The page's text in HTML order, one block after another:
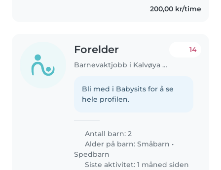
200,00 kr/time
Forelder
Barnevaktjobb i Kalvøya (Akershus)
14
Bli med i Babysits for å se
hele profilen.
Antall barn: 2
Alder på barn:Småbarn •
Spedbarn
Siste aktivitet: 1 måned siden